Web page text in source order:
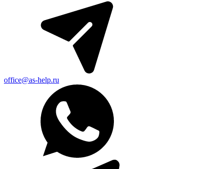
office@as-help.ru